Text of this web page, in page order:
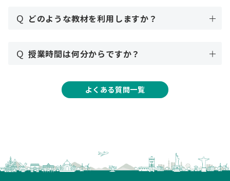
Q どのような教材を利用しますか？
Q 授業時間は何分からですか？
よくある質問一覧